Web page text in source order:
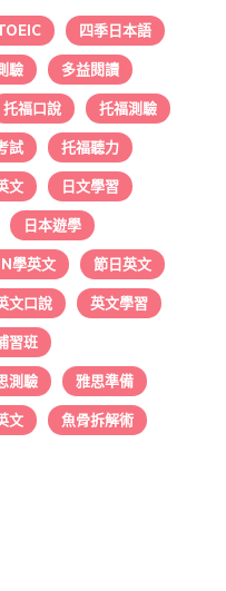
四季日本語
驗 多益閱讀
托福口說 托福測驗
試 托福聽力
文 日文學習
日本遊學
學英文 節日英文
文口說 英文學習
習班
測驗 雅思準備
文 魚骨拆解術